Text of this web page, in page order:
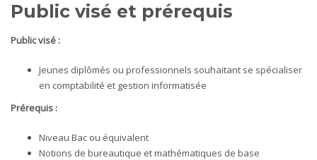
Public visé et prérequis
Public visé :
Jeunes diplômés ou professionnels souhaitant se spécialiser
en comptabilité et gestion informatisée
Prérequis :
Niveau Bac ou équivalent
Notions de bureautique et mathématiques de base